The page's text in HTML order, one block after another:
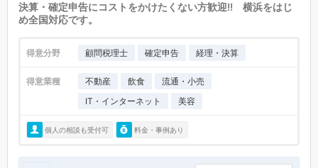
決算・確定申告にコストをかけたくない方歓迎!! 横浜をはじ
め全国対応です。
得意分野 顧問税理士 確定申告 経理・決算
得意業種 不動産 飲食
流通・小売
IT・インターネット
美容
個人の相談も受付可 料金・事例あり